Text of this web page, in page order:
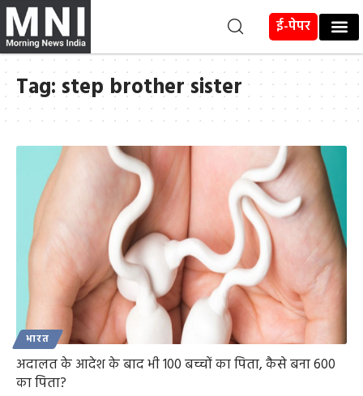
ई-पेपर
Tag: step brother sister
भारत
अदालत के आदेश के बाद भी 100 बच्चों का पिता, कैसे बना 600
का पिता?